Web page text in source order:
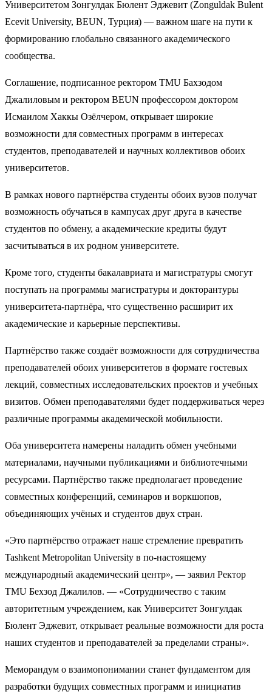
Университетом Зонгулдак Бюлент Эджевит (Zonguldak Bulent
Ecevit University, BEUN, Турция) — важном шаге на пути к
формированию глобально связанного академического
сообщества.
Соглашение, подписанное ректором TMU Бахзодом
Джалиловым и ректором BEUN профессором доктором
Исмаилом Хаккы Озёлчером, открывает широкие
возможности для совместных программ в интересах
студентов, преподавателей и научных коллективов обоих
университетов.
В рамках нового партнёрства студенты обоих вузов получат
возможность обучаться в кампусах друг друга в качестве
студентов по обмену, а академические кредиты будут
засчитываться в их родном университете.
Кроме того, студенты бакалавриата и магистратуры смогут
поступать на программы магистратуры и докторантуры
университета-партнёра, что существенно расширит их
академические и карьерные перспективы.
Партнёрство также создаёт возможности для сотрудничества
преподавателей обоих университетов в формате гостевых
лекций, совместных исследовательских проектов и учебных
визитов. Обмен преподавателями будет поддерживаться через
различные программы академической мобильности.
Оба университета намерены наладить обмен учебными
материалами, научными публикациями и библиотечными
ресурсами. Партнёрство также предполагает проведение
совместных конференций, семинаров и воркшопов,
объединяющих учёных и студентов двух стран.
«Это партнёрство отражает наше стремление превратить
Tashkent Metropolitan University в по-настоящему
международный академический центр», — заявил Ректор
TMU Бехзод Джалилов. — «Сотрудничество с таким
авторитетным учреждением, как Университет Зонгулдак
Бюлент Эджевит, открывает реальные возможности для роста
наших студентов и преподавателей за пределами страны».
Меморандум о взаимопонимании станет фундаментом для
разработки будущих совместных программ и инициатив